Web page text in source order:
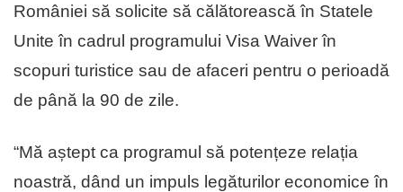
României să solicite să călătorească în Statele
Unite în cadrul programului Visa Waiver în
scopuri turistice sau de afaceri pentru o perioadă
de până la 90 de zile.
“Mă aștept ca programul să potențeze relația
noastră, dând un impuls legăturilor economice în